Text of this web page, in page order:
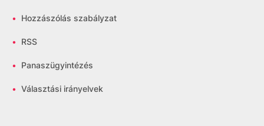
• Hozzászólás szabályzat
• RSS
• Panaszügyintézés
• Választási irányelvek